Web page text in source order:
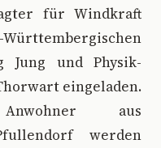
für Windkraft
Jung und Physik-
eingeladen.
aus
werden